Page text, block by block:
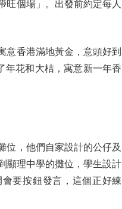
個場」。出發前約定每人
香港滿地黃金，意頭好到
年花和大桔，寓意新一年香
，他們自家設計的公仔及
顯理中學的攤位，學生設計
要按鈕發言，這個正好練